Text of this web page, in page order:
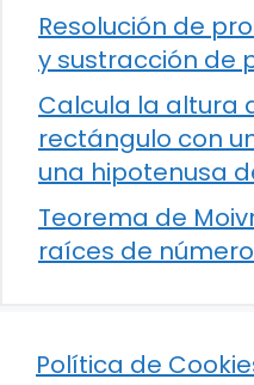
Resolución de
y sustracción de
Calcula la altura
rectángulo con
una hipotenusa
Teorema de
raíces de
Política de